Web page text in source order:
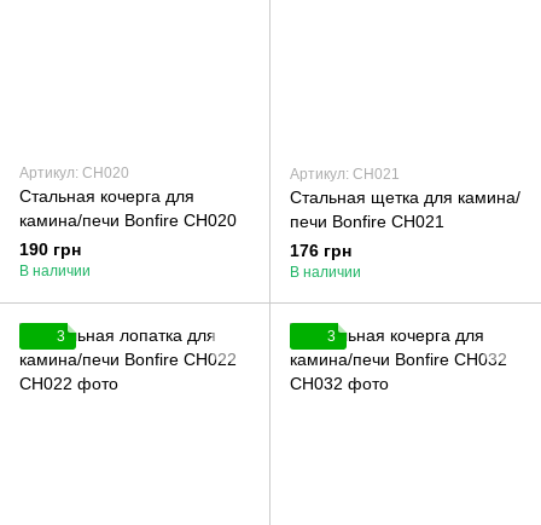
Артикул: СН020
Стальная кочерга для
камина/печи Bonfire СН020
190 грн
В наличии
Артикул: СН021
Стальная щетка для камина/
печи Bonfire СН021
176 грн
В наличии
3 3